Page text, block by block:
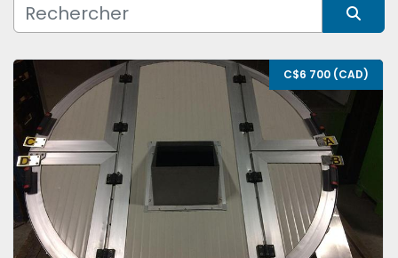
Condition
C$6 700 (CAD)